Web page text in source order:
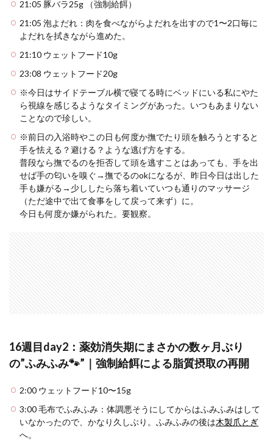
21:05 豚バラ25g （強制給餌）
21:05 泡よだれ：肉を食べながらよだれを出すので1〜2口毎に
よだれを拭きながら進めた。
21:10 ウェットフード10g
23:08 ウェットフード20g
※今日はサイドテーブル横で寝てる時にベッドにいる私にやた
ら視線を感じるようなタイミングがあった。いつもあまりない
ことなので珍しい。
※前日の入浴時やこの日も何度か撫でたり頭を触ろうとすると
手を怯える？避ける？ような逃げ方をする。
普段なら撫でるのを拒否して頭を逃すことはあっても、手を出
せば手の匂いを嗅ぐ→撫でるのokになるが、昨日今日は出した
手も嫌がる→少ししたら落ち着いていつも通りのマッサージ
（ただ途中で出て食事をして戻って来ず）に。
今日も何度か嫌がられた。要観察。
16週目day2：薬効消失期にまさかの数ヶ月ぶり
の”ふみふみ🐾”｜強制給餌による脂質摂取の再開
2:00 ウェットフード10〜15g
3:00 毛布でふみふみ：体調悪そうにしてからはふみふみはして
いなかったので、かなり久しぶり。ふみふみの後は木製爪とぎ
へ。